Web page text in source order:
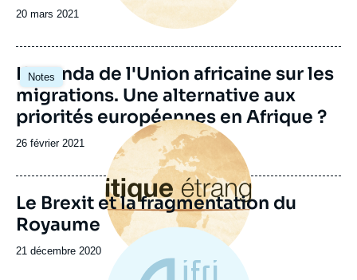
Date
publication
20 mars 2021
Notes
Image
principale
L'agenda de l'Union africaine sur les
migrations. Une alternative aux
priorités européennes en Afrique ?
Date
publication
26 février 2021
Image
principale
Le Brexit et la fragmentation du
Royaume
Date
21 décembre 2020